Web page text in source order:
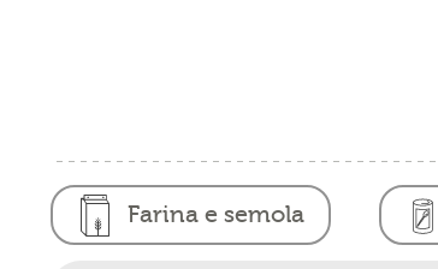
Farina e semola